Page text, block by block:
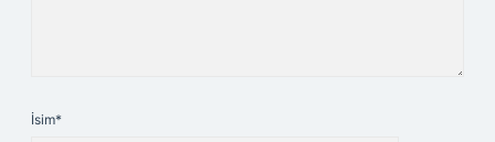
İsim*